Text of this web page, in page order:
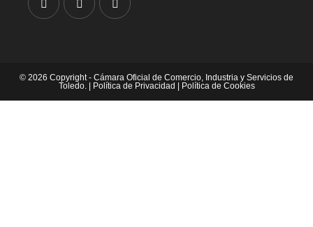
© 2026 Copyright - Cámara Oficial de Comercio, Industria y Servicios de
Toledo. | Política de Privacidad | Política de Cookies